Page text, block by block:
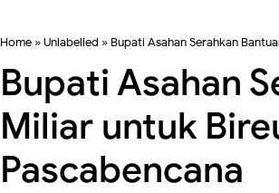
Home » Unlabelled » Bupati Asahan Serahkan
Bupati Asahan
Miliar untuk
Pascabencana